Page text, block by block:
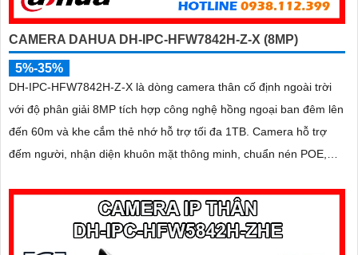
CAMERA DAHUA DH-IPC-HFW7842H-Z-X (8MP)
5%-35%
DH-IPC-HFW7842H-Z-X là dòng camera thân cố định ngoài trời
với độ phân giải 8MP tích hợp công nghệ hồng ngoại ban đêm lên
đến 60m và khe cắm thẻ nhớ hỗ trợ tối đa 1TB. Camera hỗ trợ
đếm người, nhận diện khuôn mặt thông minh, chuẩn nén POE,
sát ngoài trời, hỗ trợ tính năng quản lý chỗ đỗ xe hiệu quả cho các